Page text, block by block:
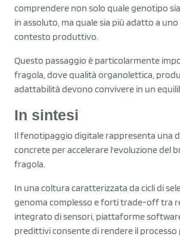
comprendere non solo quale genotipo
in assoluto, ma quale sia più adatto a
contesto produttivo.
Questo passaggio è particolarmente
fragola, dove qualità organolettica,
adattabilità devono convivere in un
In sintesi
Il fenotipaggio digitale rappresenta una
concrete per accelerare l'evoluzione del
fragola.
In una coltura caratterizzata da cicli di
genoma complesso e forti trade-off tra
integrato di sensori, piattaforme
predittivi consente di rendere il processo